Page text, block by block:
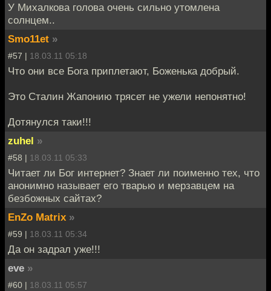
У Михалкова голова очень сильно утомлена
солнцем..
Smo11et »
#57 | 18.03.11 05:18
Что они все Бога приплетают, Боженька добрый.
Это Сталин Жапонию трясет не ужели непонятно!
Дотянулся таки!!!
zuhel »
#58 | 18.03.11 05:33
Читает ли Бог интернет? Знает ли поименно тех, что
анонимно называет его тварью и мерзавцем на
безбожных сайтах?
EnZo Matrix »
#59 | 18.03.11 05:34
Да он задрал уже!!!
eve »
#60 | 18.03.11 05:57